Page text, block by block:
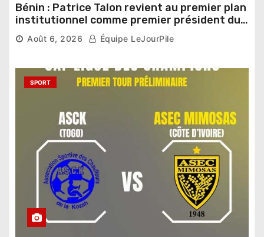
Bénin : Patrice Talon revient au premier plan
institutionnel comme premier président du
Sénat
Août 6, 2026 Équipe LeJourPile
SPORT